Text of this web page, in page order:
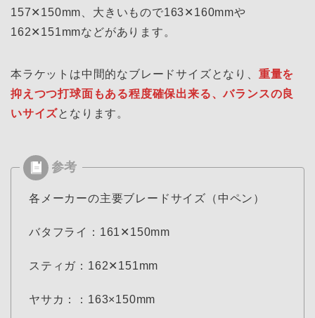
157✕150mm、大きいもので163✕160mmや
162✕151mmなどがあります。
本ラケットは中間的なブレードサイズとなり、 重量を
抑えつつ打球面もある程度確保出来る、バランスの良
いサイズとなります。
各メーカーの主要ブレードサイズ（中ペン）
バタフライ：161✕150mm
スティガ：162✕151mm
ヤサカ：：163×150mm